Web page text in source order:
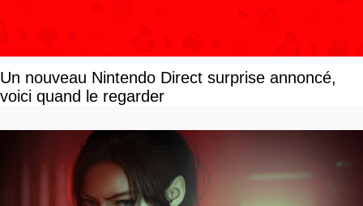
Un nouveau Nintendo Direct surprise annoncé,
voici quand le regarder